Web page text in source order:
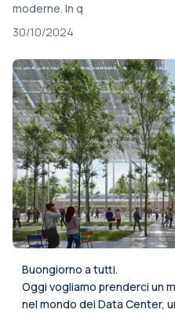
moderne. In q
30/10/2024
Buongiorno a tutti.
Oggi vogliamo prenderci un
nel mondo dei Data Center,